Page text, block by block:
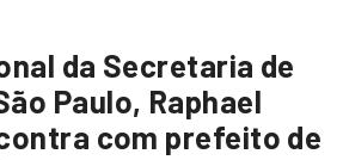
da Secretaria de
Paulo, Raphael
com prefeito de